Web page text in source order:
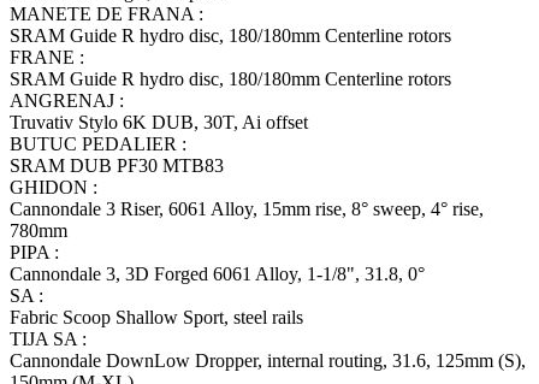
MANETE DE FRANA :
SRAM Guide R hydro disc, 180/180mm Centerline rotors
FRANE :
SRAM Guide R hydro disc, 180/180mm Centerline rotors
ANGRENAJ :
Truvativ Stylo 6K DUB, 30T, Ai offset
BUTUC PEDALIER :
SRAM DUB PF30 MTB83
GHIDON :
Cannondale 3 Riser, 6061 Alloy, 15mm rise, 8° sweep, 4° rise,
780mm
PIPA :
Cannondale 3, 3D Forged 6061 Alloy, 1-1/8", 31.8, 0°
SA :
Fabric Scoop Shallow Sport, steel rails
TIJA SA :
Cannondale DownLow Dropper, internal routing, 31.6, 125mm (S),